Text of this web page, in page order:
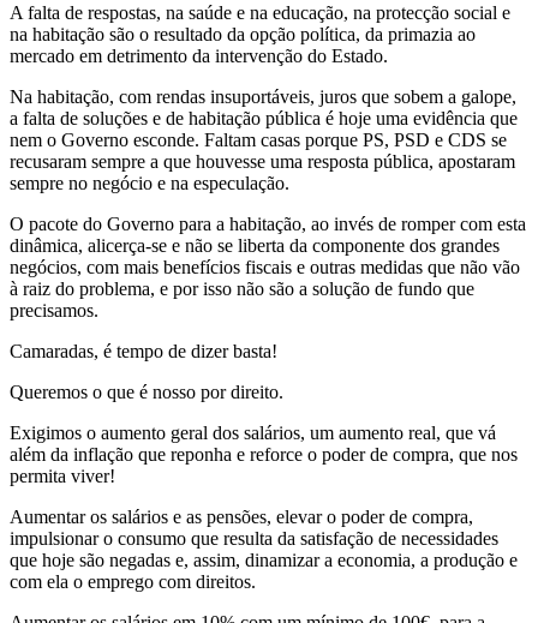
A falta de respostas, na saúde e na educação, na protecção social e
na habitação são o resultado da opção política, da primazia ao
mercado em detrimento da intervenção do Estado.
Na habitação, com rendas insuportáveis, juros que sobem a galope,
a falta de soluções e de habitação pública é hoje uma evidência que
nem o Governo esconde. Faltam casas porque PS, PSD e CDS se
recusaram sempre a que houvesse uma resposta pública, apostaram
sempre no negócio e na especulação.
O pacote do Governo para a habitação, ao invés de romper com esta
dinâmica, alicerça-se e não se liberta da componente dos grandes
negócios, com mais benefícios fiscais e outras medidas que não vão
à raiz do problema, e por isso não são a solução de fundo que
precisamos.
Camaradas, é tempo de dizer basta!
Queremos o que é nosso por direito.
Exigimos o aumento geral dos salários, um aumento real, que vá
além da inflação que reponha e reforce o poder de compra, que nos
permita viver!
Aumentar os salários e as pensões, elevar o poder de compra,
impulsionar o consumo que resulta da satisfação de necessidades
que hoje são negadas e, assim, dinamizar a economia, a produção e
com ela o emprego com direitos.